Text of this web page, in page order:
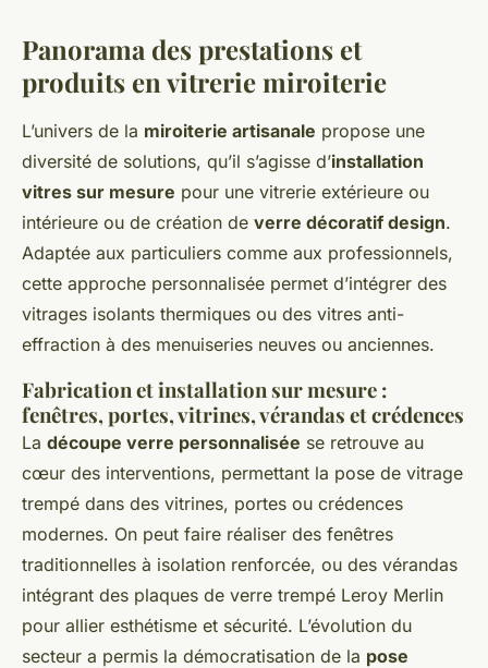
Panorama des prestations et
produits en vitrerie miroiterie
L’univers de la miroiterie artisanale propose une
diversité de solutions, qu’il s’agisse d’installation
vitres sur mesure pour une vitrerie extérieure ou
intérieure ou de création de verre décoratif design.
Adaptée aux particuliers comme aux professionnels,
cette approche personnalisée permet d’intégrer des
vitrages isolants thermiques ou des vitres anti-
effraction à des menuiseries neuves ou anciennes.
Fabrication et installation sur mesure :
fenêtres, portes, vitrines, vérandas et crédences
La découpe verre personnalisée se retrouve au
cœur des interventions, permettant la pose de vitrage
trempé dans des vitrines, portes ou crédences
modernes. On peut faire réaliser des fenêtres
traditionnelles à isolation renforcée, ou des vérandas
intégrant des plaques de verre trempé Leroy Merlin
pour allier esthétisme et sécurité. L’évolution du
secteur a permis la démocratisation de la pose